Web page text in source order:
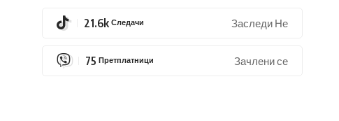
21.6k Следачи Заследи Не
75 Претплатници Зачлени се